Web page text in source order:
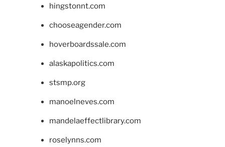
hingstonnt.com
chooseagender.com
hoverboardssale.com
alaskapolitics.com
stsmp.org
manoelneves.com
mandelaeffectlibrary.com
roselynns.com